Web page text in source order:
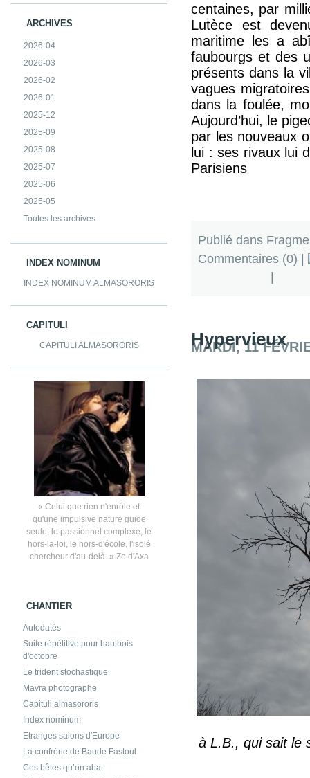
ARCHIVES
2026-04
2026-03
2026-02
2026-01
2025-12
2025-09
2025-08
2025-07
2025-06
2025-05
Toutes les archives
INDEX NOMINUM
INDEX NOMINUM ALMASORORIS
CAPITULI
CAPITULI ALMASORORIS
« Celui que rien n'enrôle et
qu'une impulsive nature guide
seule, le passionnel complexe, le
hors-la-loi, le hors-d'école, l'isolé
chercheur d'au-delà. » Zo d'Axa
CHANTIER
Autodatés
Suite répétitive pour hautbois
d'octobre
Le trident stochastique
Mavra photographe
Capituli almasororis
Index nominum
Etranges salons d'Europe
La confrérie de Baude Fastoul
Ces bêtes qu’on abat
centaines, par
Lutèce est
maritime les a
faubourgs et des
présents dans la
vagues
dans la foulée,
Aujourd’hui, le
par les nouveaux
lui : ses rivaux lui
Parisiens
Publié dans
Commentaires (0)
MARDI, 11
Hypervieux
à L.B., qui sait le